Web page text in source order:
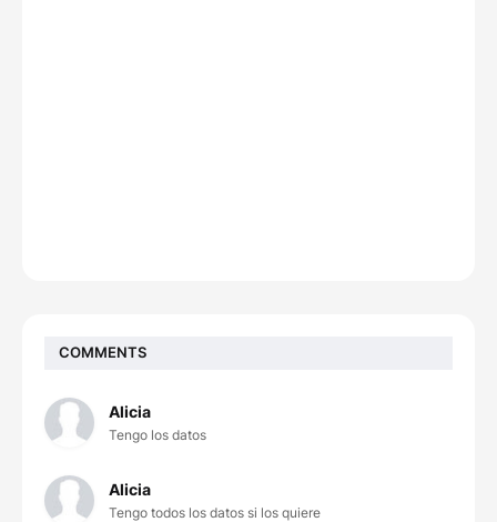
COMMENTS
Alicia
Tengo los datos
Alicia
Tengo todos los datos si los quiere